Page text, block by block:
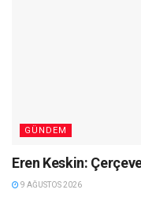
GÜNDEM
Eren Keskin:
9 AĞUSTOS 2026